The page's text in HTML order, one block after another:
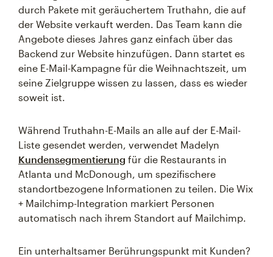
durch Pakete mit geräuchertem Truthahn, die auf
der Website verkauft werden. Das Team kann die
Angebote dieses Jahres ganz einfach über das
Backend zur Website hinzufügen. Dann startet es
eine E-Mail-Kampagne für die Weihnachtszeit, um
seine Zielgruppe wissen zu lassen, dass es wieder
soweit ist.
Während Truthahn-E-Mails an alle auf der E-Mail-
Liste gesendet werden, verwendet Madelyn
Kundensegmentierung für die Restaurants in
Atlanta und McDonough, um spezifischere
standortbezogene Informationen zu teilen. Die Wix
+ Mailchimp-Integration markiert Personen
automatisch nach ihrem Standort auf Mailchimp.
Ein unterhaltsamer Berührungspunkt mit Kunden?